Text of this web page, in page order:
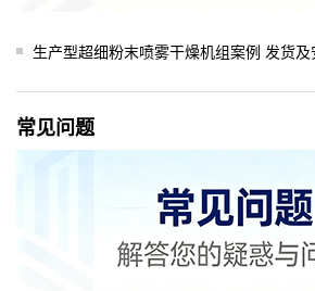
生产型超细粉末喷雾干燥机组案例 发货及安
常见问题